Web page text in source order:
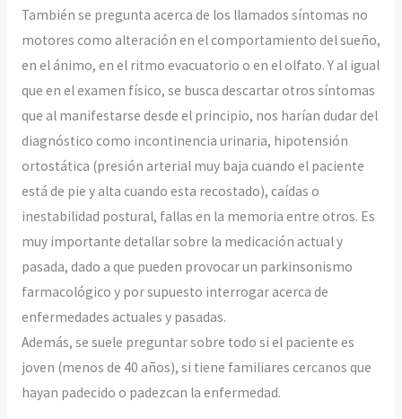
También se pregunta acerca de los llamados síntomas no
motores como alteración en el comportamiento del sueño,
en el ánimo, en el ritmo evacuatorio o en el olfato. Y al igual
que en el examen físico, se busca descartar otros síntomas
que al manifestarse desde el principio, nos harían dudar del
diagnóstico como incontinencia urinaria, hipotensión
ortostática (presión arterial muy baja cuando el paciente
está de pie y alta cuando esta recostado), caídas o
inestabilidad postural, fallas en la memoria entre otros. Es
muy importante detallar sobre la medicación actual y
pasada, dado a que pueden provocar un parkinsonismo
farmacológico y por supuesto interrogar acerca de
enfermedades actuales y pasadas.
Además, se suele preguntar sobre todo si el paciente es
joven (menos de 40 años), si tiene familiares cercanos que
hayan padecido o padezcan la enfermedad.